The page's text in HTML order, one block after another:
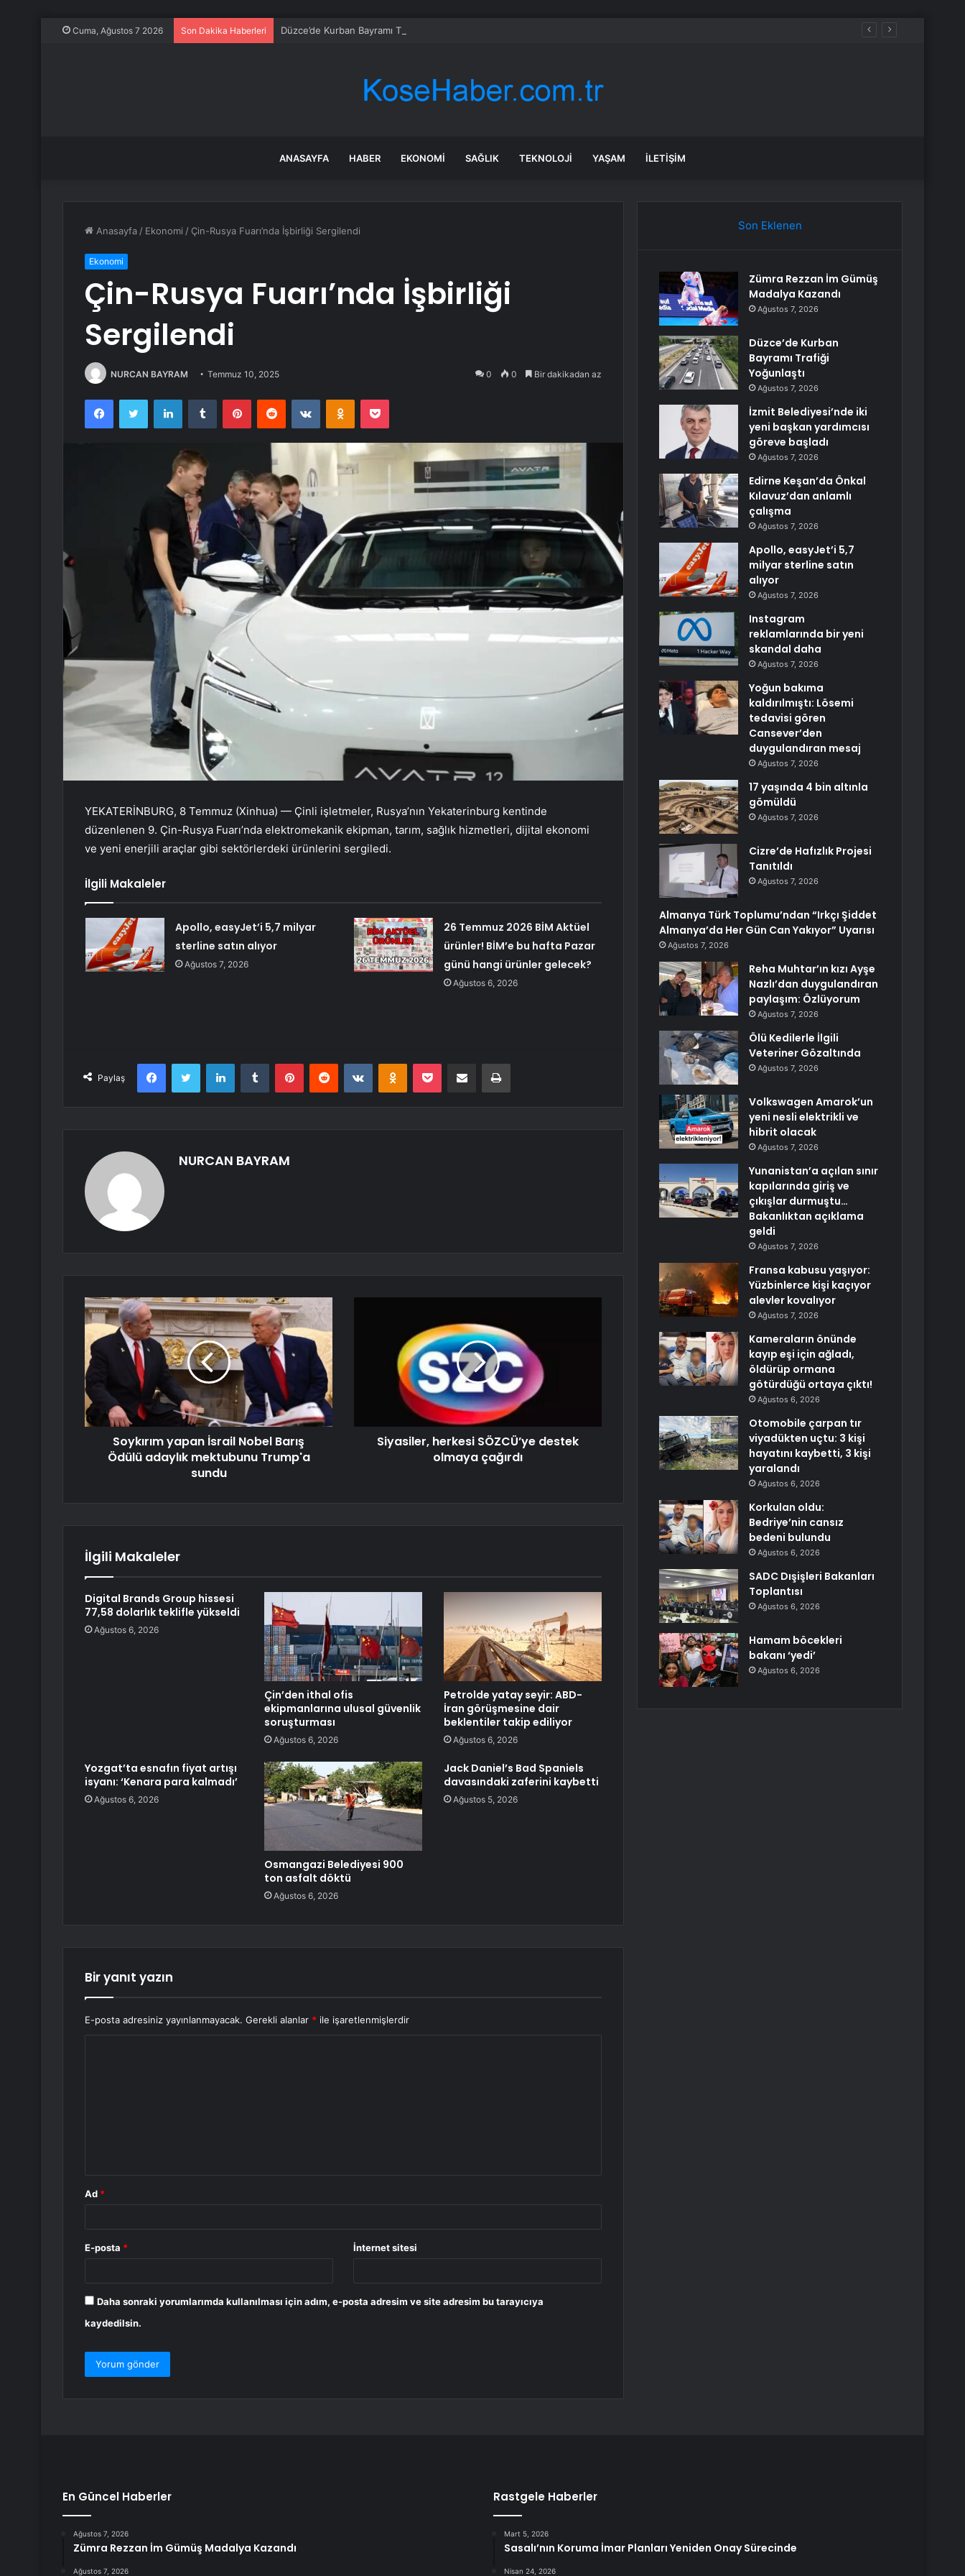
Cuma, Ağustos 7 2026 Son Dakika Haberleri Düzce’de Kurban Bayramı Trafiği Yoğunlaştı
ANASAYFA HABER EKONOMI SAĞLIK TEKNOLOJI YAŞAM İLETIŞIM
Anasayfa / Ekonomi / Çin-Rusya Fuarı’nda İşbirliği Sergilendi
Ekonomi
Çin-Rusya Fuarı’nda İşbirliği
Sergilendi
NURCAN BAYRAM Temmuz 10, 2025 0 0 Bir dakikadan az
FacebookTwitter LinkedInTumblr PinterestReddit VKontakteOdnoklassniki
Pocket
YEKATERİNBURG, 8 Temmuz (Xinhua) — Çinli işletmeler, Rusya’nın Yekaterinburg kentinde
düzenlenen 9. Çin-Rusya Fuarı’nda elektromekanik ekipman, tarım, sağlık hizmetleri, dijital ekonomi
ve yeni enerjili araçlar gibi sektörlerdeki ürünlerini sergiledi.
İlgili Makaleler
Apollo, easyJet’i 5,7 milyar
sterline satın alıyor
Ağustos 7, 2026
26 Temmuz 2026 BİM Aktüel
ürünler! BİM’e bu hafta Pazar
günü hangi ürünler gelecek?
Ağustos 6, 2026
Paylaş
FacebookTwitter LinkedInTumblr PinterestReddit VKontakteOdnoklassniki
Pocket E-Posta ile paylaş Yazdır
NURCAN BAYRAM
Soykırım yapan İsrail Nobel Barış
Ödülü adaylık mektubunu Trump'a
sundu
Siyasiler, herkesi SÖZCÜ’ye destek
olmaya çağırdı
İlgili Makaleler
Digital Brands Group hissesi
77,58 dolarlık teklifle yükseldi
Ağustos 6, 2026
Çin’den ithal ofis
ekipmanlarına ulusal güvenlik
soruşturması
Ağustos 6, 2026
Petrolde yatay seyir: ABD-
İran görüşmesine dair
beklentiler takip ediliyor
Ağustos 6, 2026
Yozgat’ta esnafın fiyat artışı
isyanı: ‘Kenara para kalmadı’
Ağustos 6, 2026
Osmangazi Belediyesi 900
ton asfalt döktü
Ağustos 6, 2026
Jack Daniel’s Bad Spaniels
davasındaki zaferini kaybetti
Ağustos 5, 2026
Bir yanıt yazın
E-posta adresiniz yayınlanmayacak. Gerekli alanlar * ile işaretlenmişlerdir
Ad *
E-posta * İnternet sitesi
Daha sonraki yorumlarımda kullanılması için adım, e-posta adresim ve site adresim bu tarayıcıya
kaydedilsin.
Son Eklenen
Zümra Rezzan İm Gümüş
Madalya Kazandı
Ağustos 7, 2026
Düzce’de Kurban
Bayramı Trafiği
Yoğunlaştı
Ağustos 7, 2026
İzmit Belediyesi’nde iki
yeni başkan yardımcısı
göreve başladı
Ağustos 7, 2026
Edirne Keşan’da Önkal
Kılavuz’dan anlamlı
çalışma
Ağustos 7, 2026
Apollo, easyJet’i 5,7
milyar sterline satın
alıyor
Ağustos 7, 2026
Instagram
reklamlarında bir yeni
skandal daha
Ağustos 7, 2026
Yoğun bakıma
kaldırılmıştı: Lösemi
tedavisi gören
Cansever’den
duygulandıran mesaj
Ağustos 7, 2026
17 yaşında 4 bin altınla
gömüldü
Ağustos 7, 2026
Cizre’de Hafızlık Projesi
Tanıtıldı
Ağustos 7, 2026
Almanya Türk Toplumu’ndan “Irkçı Şiddet
Almanya’da Her Gün Can Yakıyor” Uyarısı
Ağustos 7, 2026
Reha Muhtar’ın kızı Ayşe
Nazlı’dan duygulandıran
paylaşım: Özlüyorum
Ağustos 7, 2026
Ölü Kedilerle İlgili
Veteriner Gözaltında
Ağustos 7, 2026
Volkswagen Amarok’un
yeni nesli elektrikli ve
hibrit olacak
Ağustos 7, 2026
Yunanistan’a açılan sınır
kapılarında giriş ve
çıkışlar durmuştu…
Bakanlıktan açıklama
geldi
Ağustos 7, 2026
Fransa kabusu yaşıyor:
Yüzbinlerce kişi kaçıyor
alevler kovalıyor
Ağustos 7, 2026
Kameraların önünde
kayıp eşi için ağladı,
öldürüp ormana
götürdüğü ortaya çıktı!
Ağustos 6, 2026
Otomobile çarpan tır
viyadükten uçtu: 3 kişi
hayatını kaybetti, 3 kişi
yaralandı
Ağustos 6, 2026
Korkulan oldu:
Bedriye’nin cansız
bedeni bulundu
Ağustos 6, 2026
SADC Dışişleri Bakanları
Toplantısı
Ağustos 6, 2026
Hamam böcekleri
bakanı ‘yedi’
Ağustos 6, 2026
En Güncel Haberler
Ağustos 7, 2026
Zümra Rezzan İm Gümüş Madalya Kazandı
Ağustos 7, 2026
Rastgele Haberler
Mart 5, 2026
Sasalı’nın Koruma İmar Planları Yeniden Onay Sürecinde
Nisan 24, 2026